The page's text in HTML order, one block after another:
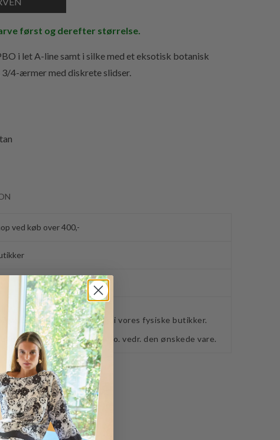
først og derefter størrelse.
i let A-line samt i silke med et eksotisk botanisk
4-ærmer med diskrete slidser.
ved køb over 400,-
webshoppen, befinder sig i vores fysiske butikker.
forretning for ydeligere info. vedr. den ønskede vare.